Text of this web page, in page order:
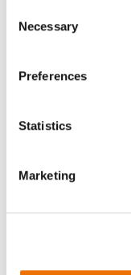
Selection
Necessary
Preferences
Statistics
Marketing
Geben Sie hier
an.
Geben Sie hier eine